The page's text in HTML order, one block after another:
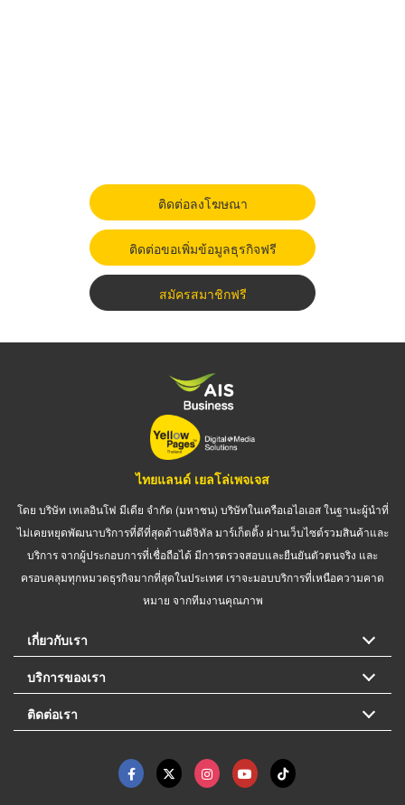
ติดต่อลงโฆษณา
ติดต่อขอเพิ่มข้อมูลธุรกิจฟรี
สมัครสมาชิกฟรี
ไทยแลนด์ เยลโล่เพจเจส
โดย บริษัท เทเลอินโฟ มีเดีย จำกัด (มหาชน) บริษัทในเครือเอไอเอส ในฐานะผู้นำที่
ไม่เคยหยุดพัฒนาบริการที่ดีที่สุดด้านดิจิทัล มาร์เก็ตติ้ง ผ่านเว็บไซต์รวมสินค้าและ
บริการ จากผู้ประกอบการที่เชื่อถือได้ มีการตรวจสอบและยืนยันตัวตนจริง และ
ครอบคลุมทุกหมวดธุรกิจมากที่สุดในประเทศ เราจะมอบบริการที่เหนือความคาด
หมาย จากทีมงานคุณภาพ
เกี่ยวกับเรา
บริการของเรา
ติดต่อเรา